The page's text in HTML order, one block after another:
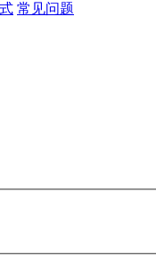
常见问题